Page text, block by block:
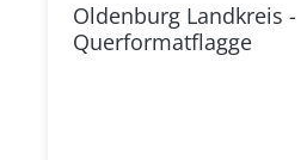
Oldenburg Landkreis -
Querformatflagge